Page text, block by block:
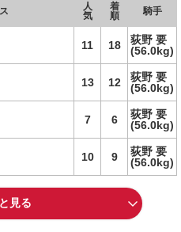
人
気
着
順
騎手
11 18
荻野 要
(56.0kg)
13 12
荻野 要
(56.0kg)
7 6
荻野 要
(56.0kg)
10 9
荻野 要
(56.0kg)
見る